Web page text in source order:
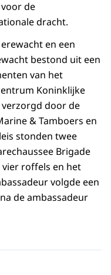
de
dracht.
en een
bestond uit een
van het
Koninklijke
verzorgd door de
& Tamboers en
stonden twee
Brigade
vier roffels en het
volgde een
de ambassadeur